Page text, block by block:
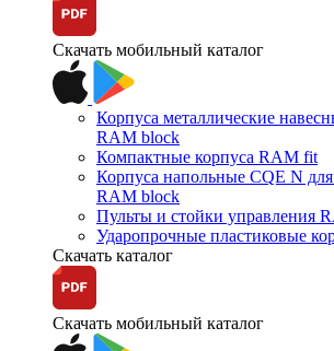
Скачать мобильный каталог
Корпуса металлические
RAM block
Компактные корпуса RAM fit
Корпуса напольные CQE N
RAM block
Пульты и стойки управления
Ударопрочные пластиковые
Скачать каталог
Скачать мобильный каталог